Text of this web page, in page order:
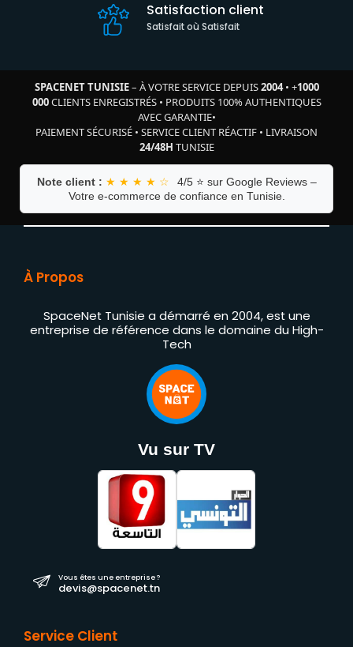
Satisfaction client
Satisfait où Satisfait
SPACENET TUNISIE– À VOTRE SERVICE DEPUIS2004• +1000
000CLIENTS ENREGISTRÉS• PRODUITS 100% AUTHENTIQUES
AVEC GARANTIE•
PAIEMENT SÉCURISÉ • SERVICE CLIENT RÉACTIF • LIVRAISON
24/48H TUNISIE
Note client : ★ ★ ★ ★ ☆
4/5 ⭐ sur Google Reviews –
Votre e-commerce de confiance en Tunisie.
À Propos
SpaceNet Tunisie a démarré en 2004, est une
entreprise de référence dans le domaine du High-
Tech
Vu sur TV
Vous êtes une entreprise ?
devis@spacenet.tn
Service Client